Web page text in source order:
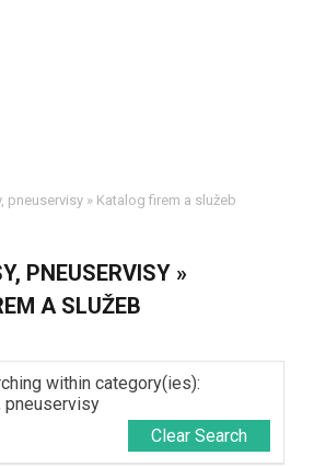
pneuservisy » Katalog firem a služeb
PNEUSERVISY »
A SLUŽEB
within category(ies):
pneuservisy
Clear Search